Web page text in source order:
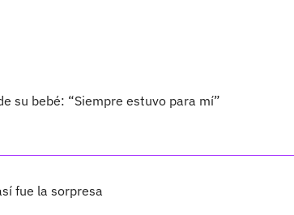
su bebé: “Siempre estuvo para mí”
fue la sorpresa